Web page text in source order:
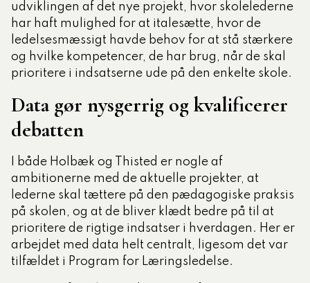
udviklingen af det nye projekt, hvor skolelederne
har haft mulighed for at italesætte, hvor de
ledelsesmæssigt havde behov for at stå stærkere
og hvilke kompetencer, de har brug, når de skal
prioritere i indsatserne ude på den enkelte skole.
Data gør nysgerrig og kvalificerer
debatten
I både Holbæk og Thisted er nogle af
ambitionerne med de aktuelle projekter, at
lederne skal tættere på den pædagogiske praksis
på skolen, og at de bliver klædt bedre på til at
prioritere de rigtige indsatser i hverdagen. Her er
arbejdet med data helt centralt, ligesom det var
tilfældet i Program for Læringsledelse.